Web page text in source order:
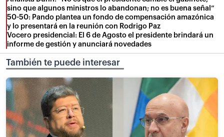
sino que algunos ministros lo abandonan; no es buena señal”
50-50: Pando plantea un fondo de compensación amazónica
y lo presentará en la reunión con Rodrigo Paz
Vocero presidencial: El 6 de Agosto el presidente brindará un
informe de gestión y anunciará novedades
También te puede interesar